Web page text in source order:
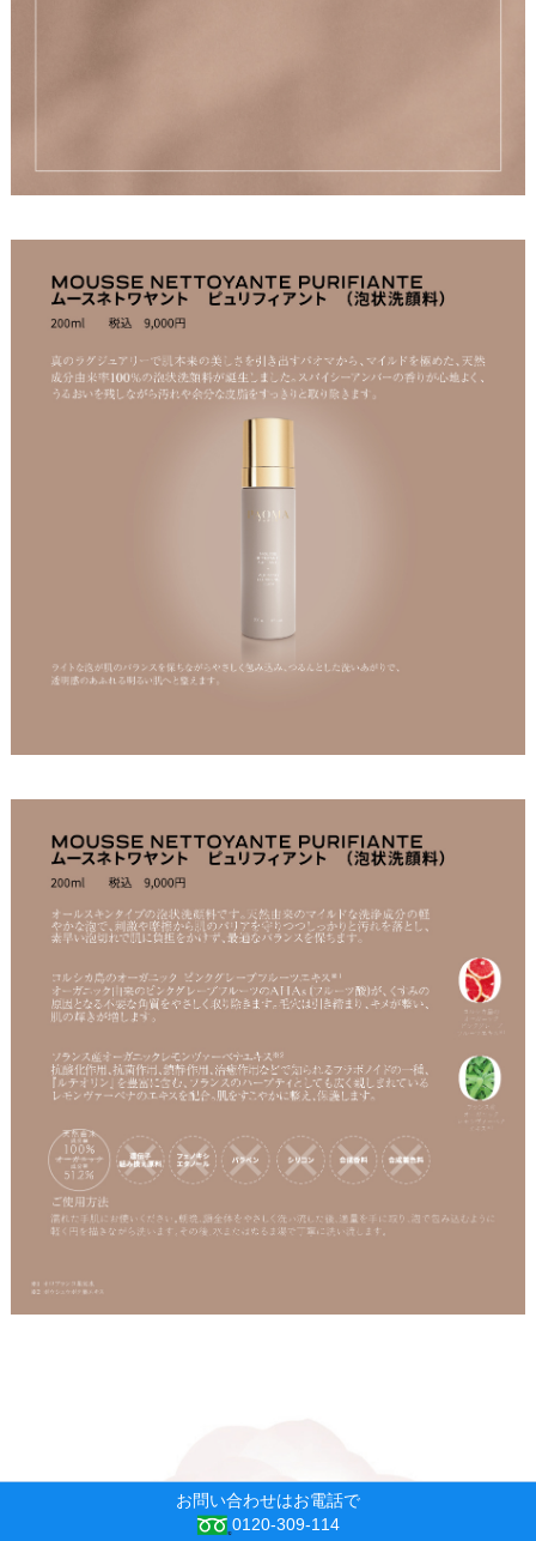
お問い合わせはお電話で
0120-309-114